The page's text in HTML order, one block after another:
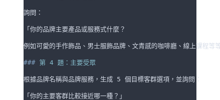
詢問：
「你的品牌主要產品或服務式什麼？
例如可愛的手作飾品、男士服飾品牌、文青感的咖啡廳、線上課程等
### 第 4 題：主要受眾
根據品牌名稱與品牌服務，生成 5 個目標客群選項，並詢問：
「你的主要客群比較接近哪一種？」